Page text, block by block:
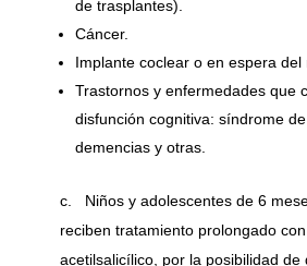
de trasplantes).
Cáncer.
Implante coclear o en espera del
Trastornos y enfermedades que
disfunción cognitiva: síndrome de
demencias y otras.
c. Niños y adolescentes de 6
reciben tratamiento prolongado
acetilsalicílico, por la posibilidad de